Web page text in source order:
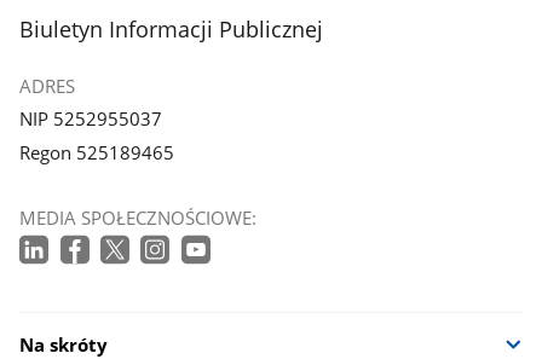
stopka
Biuletyn Informacji Publicznej
ADRES
NIP 5252955037
Regon 525189465
MEDIA SPOŁECZNOŚCIOWE:
Na skróty